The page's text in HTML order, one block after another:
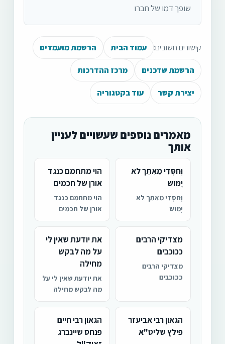
שופך דמו של חברו
קישורים חשובים: עמוד הבית הרשמת מועמדים
הרשמת שדכנים מרכז ההדרכות
יצירת קשר עוד בקטגוריה
מאמרים נוספים שעשויים לעניין
אותך
וְּחסְּדִי מֵאִתֵך לא
יָּמּוש
וְּחסְּדִי מֵאִתֵך לא
יָּמּוש
הוי מתחמם כנגד
אורן של חכמים
הוי מתחמם כנגד
אורן של חכמים
מצדיקי הרבים
ככוכבים
מצדיקי הרבים
ככוכבים
את יודעת שאין לי
על מה לבקש
מחילה
את יודעת שאין לי על
מה לבקש מחילה
הגאון רבי אביעזר
פילץ שליט"א
הגאון רבי חיים
פנחס שיינברג